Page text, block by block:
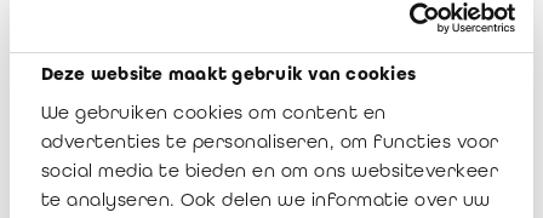
Deze website maakt gebruik van cookies
We gebruiken cookies om content en
advertenties te personaliseren, om functies voor
social media te bieden en om ons websiteverkeer
te analyseren. Ook delen we informatie over uw
Certaines de ces problématiques devraient être réglées par
l’adoption, au niveau de l’Union européenne, du nouveau «
paquet AML» proposé par la Commission européenne le 20
juillet 2021. Cet ambitieux paquet législatif comprend
notamment une proposition de règlement européen, visant à
augmenter l’harmonisation des législations anti-blanchiment
au sein de l’Union européenne ainsi que la proposition de